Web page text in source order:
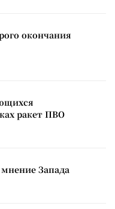
окончания
ракет ПВО
Запада